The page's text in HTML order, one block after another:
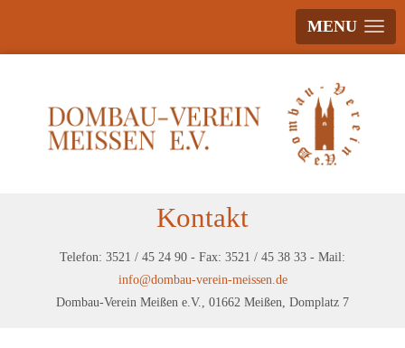
MENU
Kontakt
Telefon: 3521 / 45 24 90 - Fax: 3521 / 45 38 33 - Mail:
info@dombau-verein-meissen.de
Dombau-Verein Meißen e.V., 01662 Meißen, Domplatz 7